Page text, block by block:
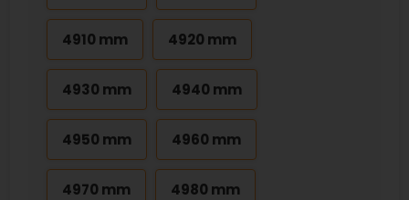
4910 mm 4920 mm
4930 mm 4940 mm
4950 mm 4960 mm
4970 mm 4980 mm